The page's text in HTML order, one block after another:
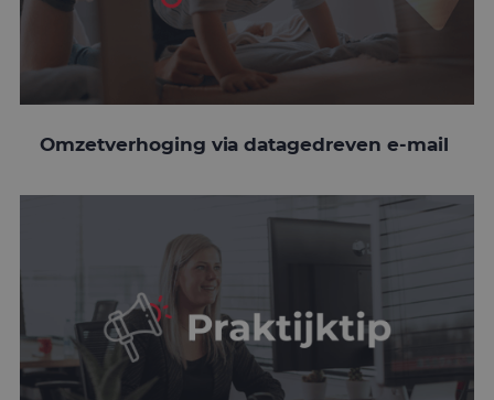
Omzetverhoging via datagedreven e-mail